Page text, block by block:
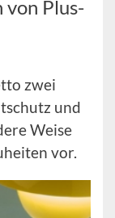
Plus-
zwei
und
Weise
vor.